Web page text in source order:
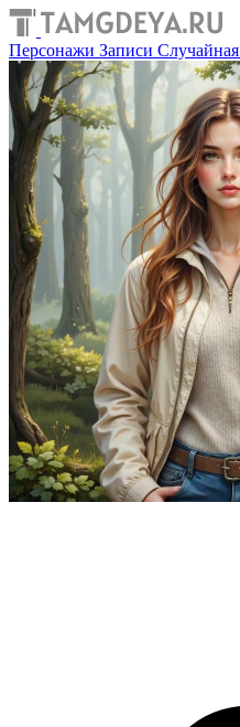
Персонажи Записи Случайная